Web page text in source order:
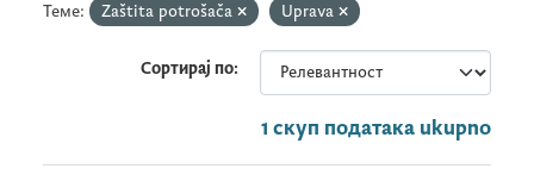
Теме: Zaštita potrošača Uprava
Сортирај по
1 скуп података ukupno